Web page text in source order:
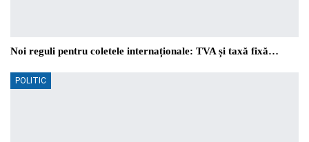
Noi reguli pentru coletele internaționale: TVA și taxă fixă…
POLITIC